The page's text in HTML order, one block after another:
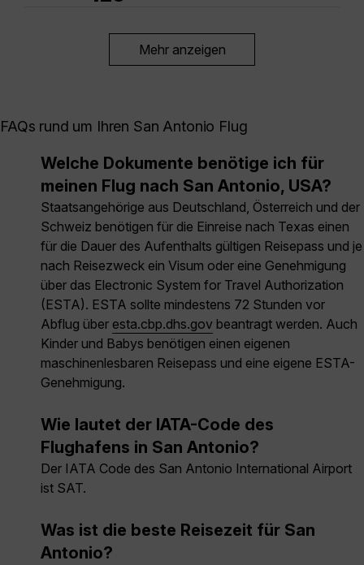
Mehr anzeigen
FAQs rund um Ihren San Antonio Flug
Welche Dokumente benötige ich für
meinen Flug nach San Antonio, USA?
Staatsangehörige aus Deutschland, Österreich und der
Schweiz benötigen für die Einreise nach Texas einen
für die Dauer des Aufenthalts gültigen Reisepass und je
nach Reisezweck ein Visum oder eine Genehmigung
über das Electronic System for Travel Authorization
(ESTA). ESTA sollte mindestens 72 Stunden vor
Abflug über esta.cbp.dhs.gov beantragt werden. Auch
Kinder und Babys benötigen einen eigenen
maschinenlesbaren Reisepass und eine eigene ESTA-
Genehmigung.
Wie lautet der IATA-Code des
Flughafens in San Antonio?
Der IATA Code des San Antonio International Airport
ist SAT.
Was ist die beste Reisezeit für San
Antonio?